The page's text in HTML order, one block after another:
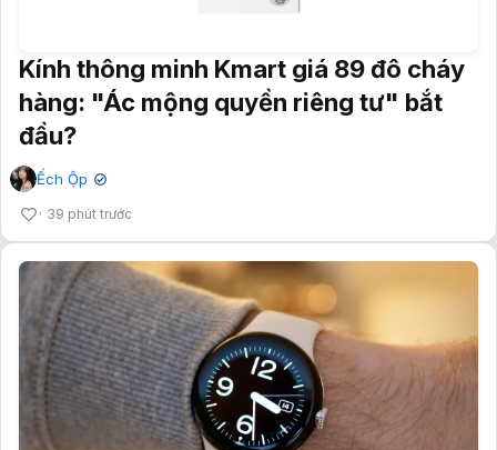
Kính thông minh Kmart giá 89 đô cháy
hàng: "Ác mộng quyền riêng tư" bắt
đầu?
Ếch Ộp ✔
39 phút trước